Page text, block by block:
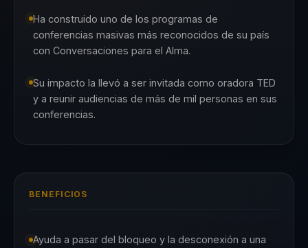
Ha construido uno de los programas de
conferencias masivas más reconocidos de su país
con Conversaciones para el Alma.
Su impacto la llevó a ser invitada como oradora TED
y a reunir audiencias de más de mil personas en sus
conferencias.
BENEFICIOS
Ayuda a pasar del bloqueo y la desconexión a una